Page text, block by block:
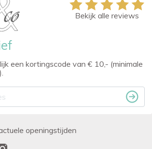
een kortingscode van € 10,- (minimale
Bekijk alle reviews
openingstijden